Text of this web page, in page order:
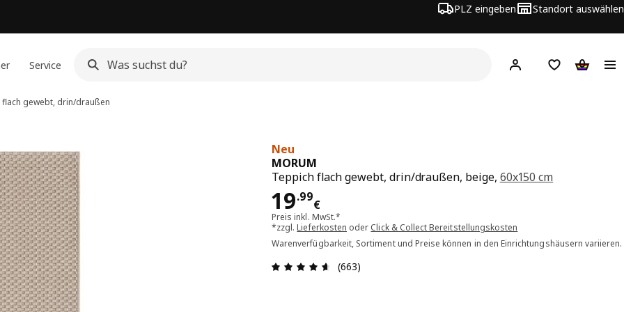
PLZ eingeben Standort auswählen
Service Hej! Hier einloggen
Merkzettel
flach gewebt, drin/draußen
Neu
MORUM
Teppich flach gewebt, drin/draußen, beige, 60x150 cm
19.99
€
Preis 19.99€
Preis inkl. MwSt.*
*zzgl.Lieferkosten oder Click & Collect Bereitstellungskosten
Warenverfügbarkeit, Sortiment und Preise können in den Einrichtungshäusern variieren.
Bewertung: 4.6 von 5 Sterne Alle Bewertungen: 663
(663)